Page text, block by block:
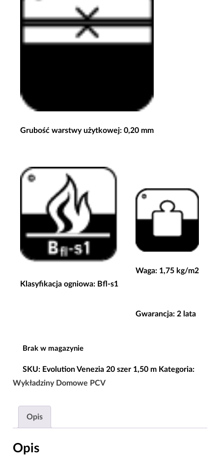
Grubość warstwy użytkowej: 0,20 mm
Klasyfikacja ogniowa: Bfl-s1
Waga: 1,75 kg/m2
Gwarancja: 2 lata
Brak w magazynie
SKU: Evolution Venezia 20 szer 1,50 m Kategoria:
Wykładziny Domowe PCV
Opis
Opis